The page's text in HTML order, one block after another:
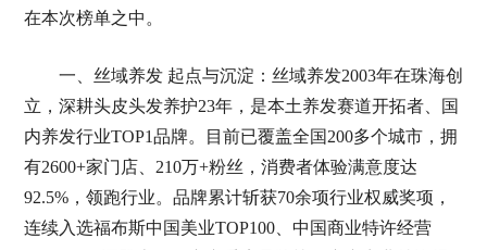
在本次榜单之中。
一、丝域养发 起点与沉淀：丝域养发2003年在珠海创
立，深耕头皮头发养护23年，是本土养发赛道开拓者、国
内养发行业TOP1品牌。目前已覆盖全国200多个城市，拥
有2600+家门店、210万+粉丝，消费者体验满意度达
92.5%，领跑行业。品牌累计斩获70余项行业权威奖项，
连续入选福布斯中国美业TOP100、中国商业特许经营